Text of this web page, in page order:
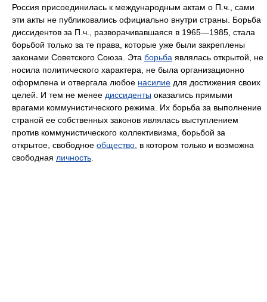
Россия присоединилась к международным актам о П.ч., сами
эти акты не публиковались официально внутри страны. Борьба
диссидентов за П.ч., разворачивавшаяся в 1965—1985, стала
борьбой только за те права, которые уже были закреплены
законами Советского Союза. Эта борьба являлась открытой, не
носила политического характера, не была организационно
оформлена и отвергала любое насилие для достижения своих
целей. И тем не менее диссиденты оказались прямыми
врагами коммунистического режима. Их борьба за выполнение
страной ее собственных законов являлась выступлением
против коммунистического коллективизма, борьбой за
открытое, свободное общество , в котором только и возможна
свободная личность